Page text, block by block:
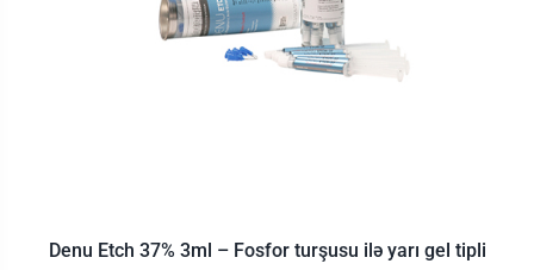
Denu Etch 37% 3ml – Fosfor turşusu ilə yarı gel tipli